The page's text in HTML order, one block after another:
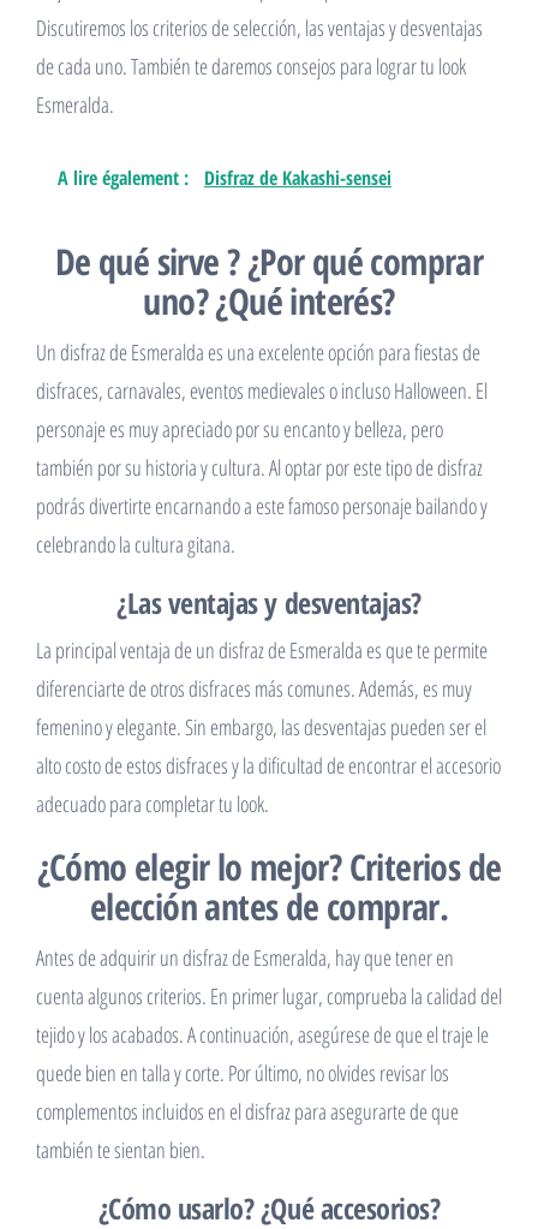
Discutiremos los criterios de selección, las ventajas y desventajas
de cada uno. También te daremos consejos para lograr tu look
Esmeralda.
A lire également : Disfraz de Kakashi-sensei
De qué sirve ? ¿Por qué comprar
uno? ¿Qué interés?
Un disfraz de Esmeralda es una excelente opción para fiestas de
disfraces, carnavales, eventos medievales o incluso Halloween. El
personaje es muy apreciado por su encanto y belleza, pero
también por su historia y cultura. Al optar por este tipo de disfraz
podrás divertirte encarnando a este famoso personaje bailando y
celebrando la cultura gitana.
¿Las ventajas y desventajas?
La principal ventaja de un disfraz de Esmeralda es que te permite
diferenciarte de otros disfraces más comunes. Además, es muy
femenino y elegante. Sin embargo, las desventajas pueden ser el
alto costo de estos disfraces y la dificultad de encontrar el accesorio
adecuado para completar tu look.
¿Cómo elegir lo mejor? Criterios de
elección antes de comprar.
Antes de adquirir un disfraz de Esmeralda, hay que tener en
cuenta algunos criterios. En primer lugar, comprueba la calidad del
tejido y los acabados. A continuación, asegúrese de que el traje le
quede bien en talla y corte. Por último, no olvides revisar los
complementos incluidos en el disfraz para asegurarte de que
también te sientan bien.
¿Cómo usarlo? ¿Qué accesorios?